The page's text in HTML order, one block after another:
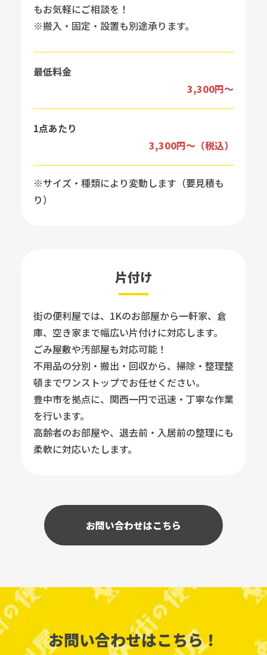
もお気軽にご相談を！
※搬入・固定・設置も別途承ります。
最低料金
3,300円〜
1点あたり
3,300円〜（税込）
※サイズ・種類により変動します（要見積も
り）
片付け
街の便利屋では、1Kのお部屋から一軒家、倉
庫、空き家まで幅広い片付けに対応します。
ごみ屋敷や汚部屋も対応可能！
不用品の分別・搬出・回収から、掃除・整理整
頓までワンストップでお任せください。
豊中市を拠点に、関西一円で迅速・丁寧な作業
を行います。
高齢者のお部屋や、退去前・入居前の整理にも
柔軟に対応いたします。
お問い合わせはこちら
お問い合わせはこちら！